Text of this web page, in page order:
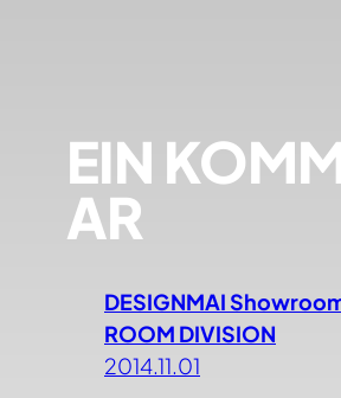
EIN
AR
DESIGNMAI
ROOM DIVISION
2014.11.01